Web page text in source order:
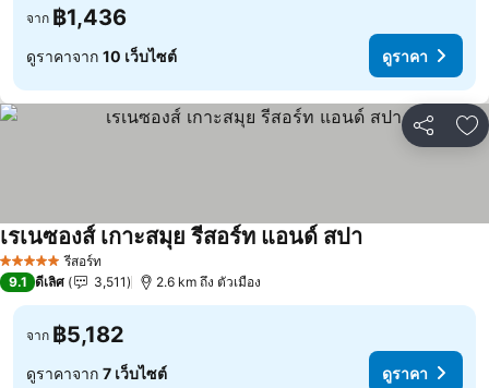
จาก ฿1,436
ดูราคาจาก 10 เว็บไซต์ ดูราคา
แชร์ เ
5 ดาว รีสอร์ท
เรเนซองส์ เกาะสมุย รีสอร์ท แอนด์ สปาดูราคา
9.1 ดีเลิศ 3,511 2.6 km ถึง ตัวเมือง
จาก ฿5,182
ดูราคาจาก 7 เว็บไซต์ ดูราคา